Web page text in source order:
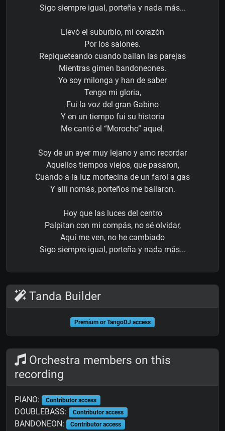
Sigo siempre igual, porteña y nada más...
Llevó el suburbio, mi corazón
Por los salones.
Repiqueteando cuando bailan las parejas
Mientras gimen bandoneones.
Yo soy milonga y han de saber
Tengo mi gloria,
Fui la voz del gran Gabino
Y en un tiempo fui su historia
Me cantó el “Morocho” aquel.
Soy de un ayer muy lejano y amo recordar
Aquellos tiempos viejos, que pasaron,
Cuando a la luz mortecina de un farol a gas
Y allí nomás, porteños me bailaron.
Hoy que las luces del centro
Palpitan con mi compás, no sé olvidar,
Aquí me ven, no he cambiado
Sigo siempre igual, porteña y nada más...
Tanda Builder
Premium or TangoDJ access
Orchestra members on this
recording
PIANO: Contributor access
DOUBLEBASS: Contributor access
BANDONEON: Contributor access